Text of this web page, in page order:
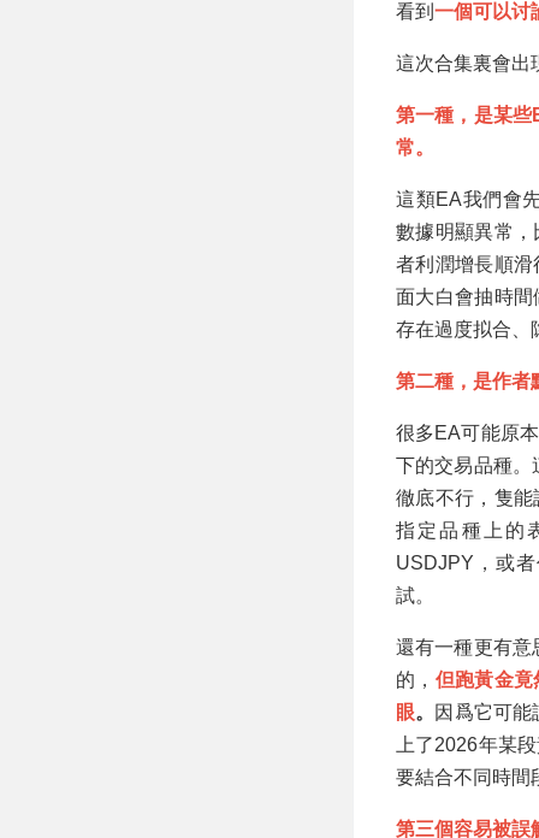
看到 一個可以讨
這次合集裏會出
第一種，是某些
常。
這類EA我們會
數據明顯異常
者利潤增長順
面大白會抽時
存在過度拟合、
第二種，是作者
很多EA可能原
下的交易品種。
徹底不行，隻
指定品種上的
USDJPY，或
試。
還有一種更有意
的， 但跑黃金
眼。 因爲它可
上了2026年某
要結合不同時間
第三個容易被誤